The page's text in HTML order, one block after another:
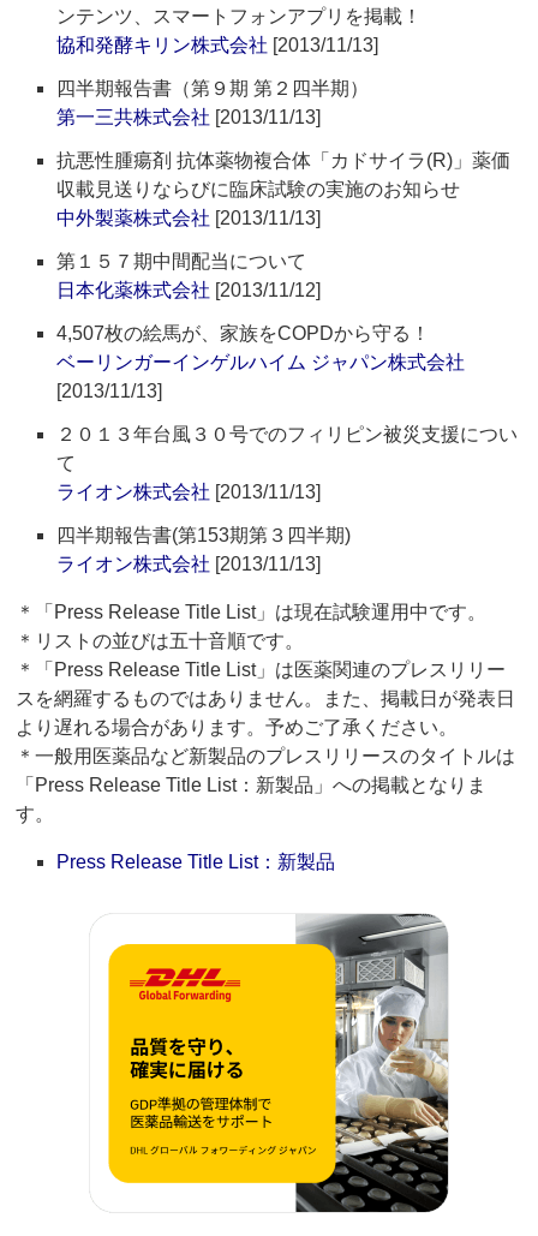
ンテンツ、スマートフォンアプリを掲載！
協和発酵キリン株式会社 [2013/11/13]
四半期報告書（第９期 第２四半期）
第一三共株式会社 [2013/11/13]
抗悪性腫瘍剤 抗体薬物複合体「カドサイラ(R)」薬価
収載見送りならびに臨床試験の実施のお知らせ
中外製薬株式会社 [2013/11/13]
第１５７期中間配当について
日本化薬株式会社 [2013/11/12]
4,507枚の絵馬が、家族をCOPDから守る！
ベーリンガーインゲルハイム ジャパン株式会社
[2013/11/13]
２０１３年台風３０号でのフィリピン被災支援につい
て
ライオン株式会社 [2013/11/13]
四半期報告書(第153期第３四半期)
ライオン株式会社 [2013/11/13]
＊「Press Release Title List」は現在試験運用中です。
＊リストの並びは五十音順です。
＊「Press Release Title List」は医薬関連のプレスリリー
スを網羅するものではありません。また、掲載日が発表日
より遅れる場合があります。予めご了承ください。
＊一般用医薬品など新製品のプレスリリースのタイトルは
「Press Release Title List：新製品」への掲載となりま
す。
Press Release Title List：新製品